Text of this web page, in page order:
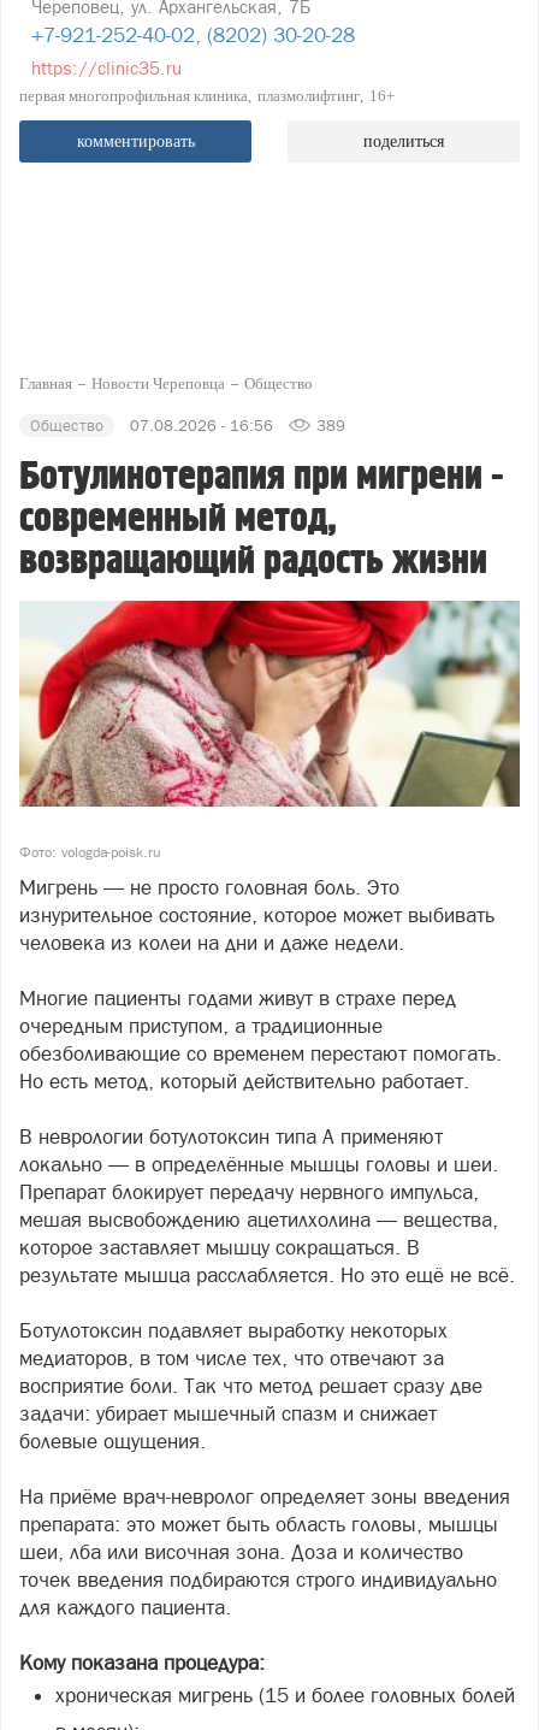
Череповец, ул. Архангельская, 7Б
+7-921-252-40-02, (8202) 30-20-28
https://clinic35.ru
первая многопрофильная клиника плазмолифтинг 16+
комментировать поделиться
Главная Новости Череповца Общество
Общество 07.08.2026 - 16:56 389
Ботулинотерапия при мигрени -
современный метод,
возвращающий радость жизни
Фото: vologda-poisk.ru
Мигрень — не просто головная боль. Это
изнурительное состояние, которое может выбивать
человека из колеи на дни и даже недели.
Многие пациенты годами живут в страхе перед
очередным приступом, а традиционные
обезболивающие со временем перестают помогать.
Но есть метод, который действительно работает.
В неврологии ботулотоксин типа А применяют
локально — в определённые мышцы головы и шеи.
Препарат блокирует передачу нервного импульса,
мешая высвобождению ацетилхолина — вещества,
которое заставляет мышцу сокращаться. В
результате мышца расслабляется. Но это ещё не всё.
Ботулотоксин подавляет выработку некоторых
медиаторов, в том числе тех, что отвечают за
восприятие боли. Так что метод решает сразу две
задачи: убирает мышечный спазм и снижает
болевые ощущения.
На приёме врач-невролог определяет зоны введения
препарата: это может быть область головы, мышцы
шеи, лба или височная зона. Доза и количество
точек введения подбираются строго индивидуально
для каждого пациента.
Кому показана процедура:
хроническая мигрень (15 и более головных болей